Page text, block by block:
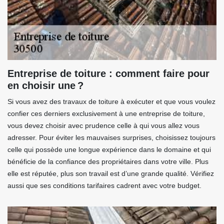
Entreprise de toiture : comment faire pour
en choisir une ?
Si vous avez des travaux de toiture à exécuter et que vous voulez
confier ces derniers exclusivement à une entreprise de toiture,
vous devez choisir avec prudence celle à qui vous allez vous
adresser. Pour éviter les mauvaises surprises, choisissez toujours
celle qui possède une longue expérience dans le domaine et qui
bénéficie de la confiance des propriétaires dans votre ville. Plus
elle est réputée, plus son travail est d’une grande qualité. Vérifiez
aussi que ses conditions tarifaires cadrent avec votre budget.